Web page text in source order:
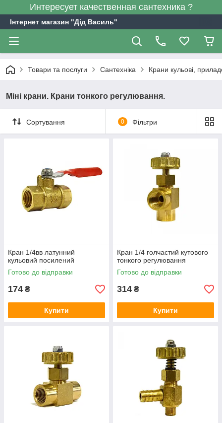
Интересует качественная сантехника ?
Інтернет магазин "Дід Василь"
Товари та послуги Сантехніка Крани кульові,
Міні крани. Крани тонкого регулювання.
Сортування 0 Фільтри
Кран 1/4вв латунний
кульовий посилений
Готово до відправки
174 ₴
Купити
Кран 1/4 голчастий кутового
тонкого регулювання
Готово до відправки
314 ₴
Купити